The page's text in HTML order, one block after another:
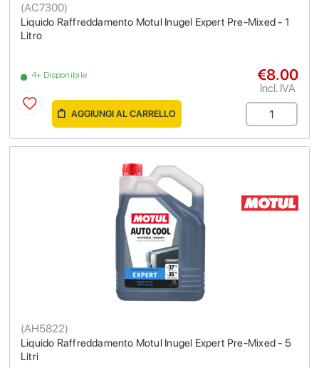
Liquido Raffreddamento Motul Inugel Expert Pre-Mixed - 1
Litro
(AC7300)
4+ Disponibile €8.00
Incl. IVA
AGGIUNGI AL CARRELLO
Liquido Raffreddamento Motul Inugel Expert Pre-Mixed - 5
Litri
(AH5822)